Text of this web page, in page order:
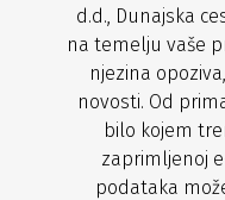
d.d., Dunajska
na temelju vaše
njezina
novosti. Od
bilo kojem
zaprimljenoj
podataka